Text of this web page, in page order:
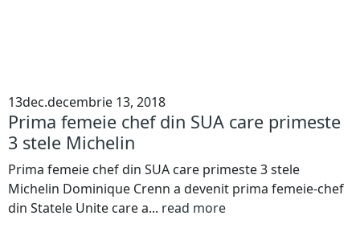
13dec.decembrie 13, 2018
Prima femeie chef din SUA care primeste
3 stele Michelin
Prima femeie chef din SUA care primeste 3 stele
Michelin Dominique Crenn a devenit prima femeie-chef
din Statele Unite care a... read more